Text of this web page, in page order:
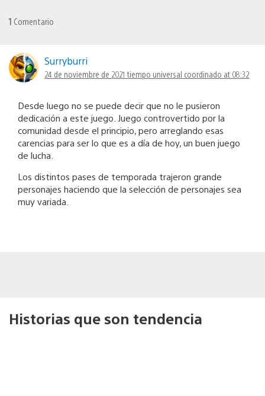
1 Comentario
Surryburri
24 de noviembre de 2021 tiempo universal coordinado at 08:32
Desde luego no se puede decir que no le pusieron
dedicación a este juego. Juego controvertido por la
comunidad desde el principio, pero arreglando esas
carencias para ser lo que es a día de hoy, un buen juego
de lucha.
Los distintos pases de temporada trajeron grande
personajes haciendo que la selección de personajes sea
muy variada.
Historias que son tendencia